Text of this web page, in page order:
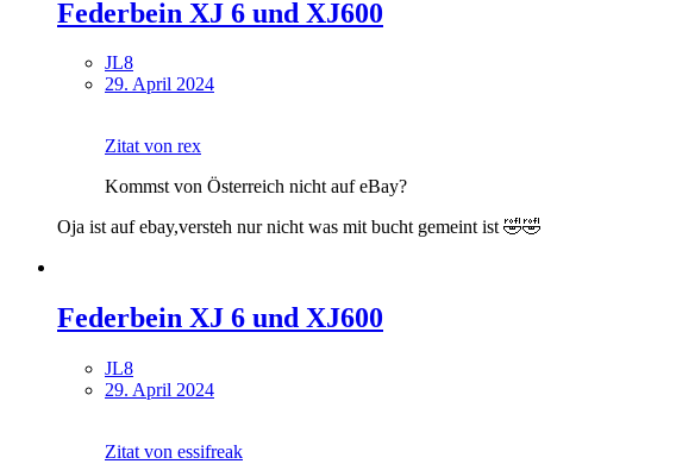
Federbein XJ 6 und XJ600
JL8
29. April 2024
Zitat von rex
Kommst von Österreich nicht auf eBay?
Oja ist auf ebay,versteh nur nicht was mit bucht gemeint ist 🤣🤣
Federbein XJ 6 und XJ600
JL8
29. April 2024
Zitat von essifreak